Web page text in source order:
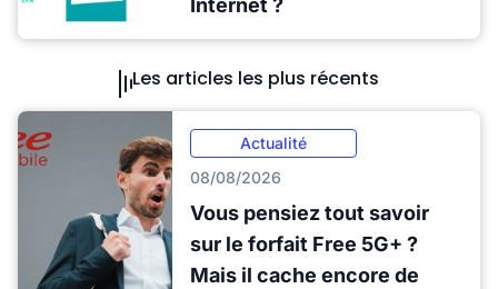
Internet ?
Les articles les plus récents
Actualité
08/08/2026
Vous pensiez tout savoir
sur le forfait Free 5G+ ?
Mais il cache encore de